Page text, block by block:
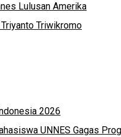
Lulusan Amerika
Triwikromo
2026
UNNES Gagas